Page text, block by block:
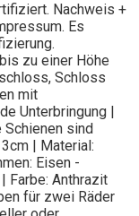
Nachweis +
Es
zu einer Höhe
Schloss
mit
Unterbringung |
Schienen sind
| Material:
Eisen -
Farbe: Anthrazit
für zwei Räder